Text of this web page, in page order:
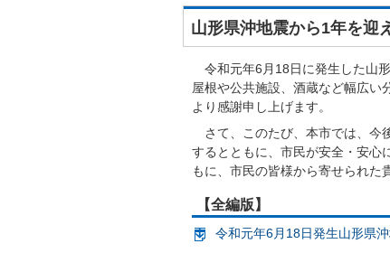
山形県沖地震から1年を迎
令和元年6月18日に発生した山
屋根や公共施設、酒蔵など幅広い
より感謝申し上げます。
さて、このたび、本市では、今
するとともに、市民が安全・安心
もに、市民の皆様から寄せられた
【全編版】
令和元年6月18日発生山形県